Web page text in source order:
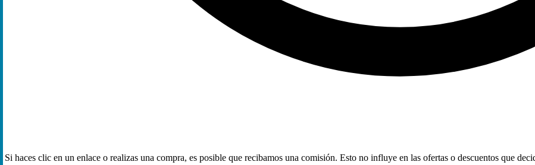
Si haces clic en un enlace o realizas una compra, es posible que recibamos una comisión. Esto no influye en las ofertas o descuentos que